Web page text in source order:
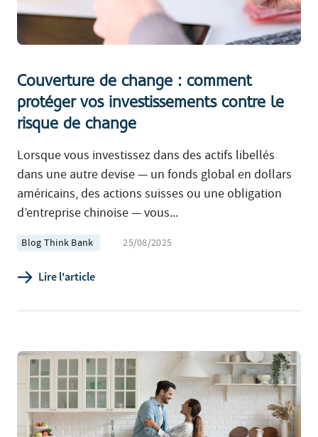
Couverture de change : comment
protéger vos investissements contre le
risque de change
Lorsque vous investissez dans des actifs libellés
dans une autre devise — un fonds global en dollars
américains, des actions suisses ou une obligation
d’entreprise chinoise — vous...
Blog Think Bank 25/08/2025
Lire l'article